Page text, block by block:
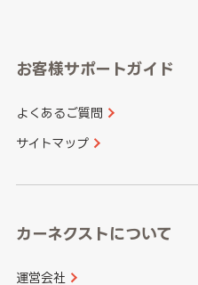
愛知県
和歌山県
山口県
香川県
長崎県
大分県
お客様サポートガイド
よくあるご質問
サイトマップ
カーネクストについて
運営会社